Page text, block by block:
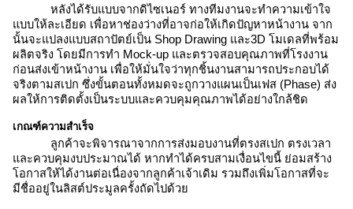
หลังได้รับแบบจากดิไซเนอร์ ทางทีมงานจะทำความเข้าใจ
แบบให้ละเอียด เพื่อหาช่องว่างที่อาจก่อให้เกิดปัญหาหน้างาน จาก
นั้นจะแปลงแบบสถาปัตย์เป็น Shop Drawing และ3D โมเดลที่พร้อม
ผลิตจริง โดยมีการทำ Mock-up และตรวจสอบคุณภาพที่โรงงาน
ก่อนส่งเข้าหน้างาน เพื่อให้มั่นใจว่าทุกชิ้นงานสามารถประกอบได้
จริงตามสเปก ซึ่งขั้นตอนทั้งหมดจะถูกวางแผนเป็นเฟส (Phase) ส่ง
ผลให้การติดตั้งเป็นระบบและควบคุมคุณภาพได้อย่างใกล้ชิด
เกณฑ์ความสำเร็จ
ลูกค้าจะพิจารณาจากการส่งมอบงานที่ตรงสเปก ตรงเวลา
และควบคุมงบประมาณได้ หากทำได้ครบสามเงื่อนไขนี้ ย่อมสร้าง
โอกาสให้ได้งานต่อเนื่องจากลูกค้าเจ้าเดิม รวมถึงเพิ่มโอกาสที่จะ
มีชื่ออยู่ในลิสต์ประมูลครั้งถัดไปด้วย